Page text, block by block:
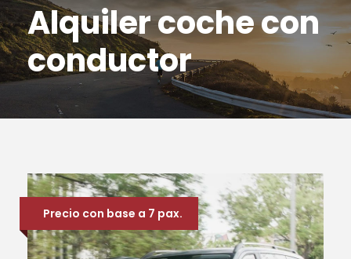
Alquiler coche con
conductor
Precio con base a 7 pax.